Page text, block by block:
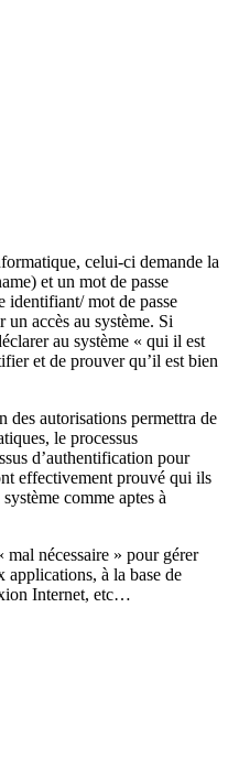
celui-ci demande la
et un mot de passe
identifiant/ mot de passe
accès au système. Si
au système « qui il est
et de prouver qu’il est bien
des autorisations permettra de
le processus
d’authentification pour
effectivement prouvé qui ils
comme aptes à
mal nécessaire » pour gérer
applications, à la base de
Internet, etc…